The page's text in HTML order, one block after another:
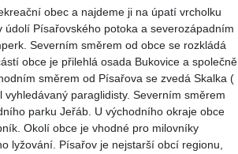
obec a najdeme ji na úpatí vrcholku
údolí Písařovského potoka a severozápadním
Severním směrem od obce se rozkládá
obce je přilehlá osada Bukovice a společně
směrem od Písařova se zvedá Skalka (
vyhledávaný paraglidisty. Severním směrem
parku Jeřáb. U východního okraje obce
Okolí obce je vhodné pro milovníky
lyžování. Písařov je nejstarší obcí regionu,